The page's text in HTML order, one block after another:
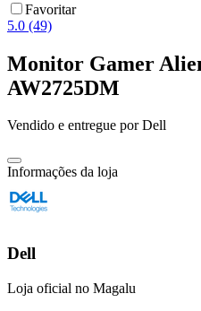
Favoritar
5.0 (49)
Monitor Gamer
AW2725DM
Vendido e entregue por Dell
Informações da loja
Dell
Loja oficial no Magalu